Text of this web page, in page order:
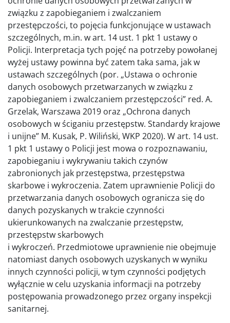
związku z zapobieganiem i zwalczaniem
przestępczości, to pojęcia funkcjonujące w ustawach
szczególnych, m.in. w art. 14 ust. 1 pkt 1 ustawy o
Policji. Interpretacja tych pojęć na potrzeby powołanej
wyżej ustawy powinna być zatem taka sama, jak w
ustawach szczególnych (por. „Ustawa o ochronie
danych osobowych przetwarzanych w związku z
zapobieganiem i zwalczaniem przestępczości” red. A.
Grzelak, Warszawa 2019 oraz „Ochrona danych
osobowych w ściganiu przestępstw. Standardy krajowe
i unijne” M. Kusak, P. Wiliński, WKP 2020). W art. 14 ust.
1 pkt 1 ustawy o Policji jest mowa o rozpoznawaniu,
zapobieganiu i wykrywaniu takich czynów
zabronionych jak przestępstwa, przestępstwa
skarbowe i wykroczenia. Zatem uprawnienie Policji do
przetwarzania danych osobowych ogranicza się do
danych pozyskanych w trakcie czynności
ukierunkowanych na zwalczanie przestępstw,
przestępstw skarbowych
i wykroczeń. Przedmiotowe uprawnienie nie obejmuje
natomiast danych osobowych uzyskanych w wyniku
innych czynności policji, w tym czynności podjętych
wyłącznie w celu uzyskania informacji na potrzeby
postępowania prowadzonego przez organy inspekcji
sanitarnej.